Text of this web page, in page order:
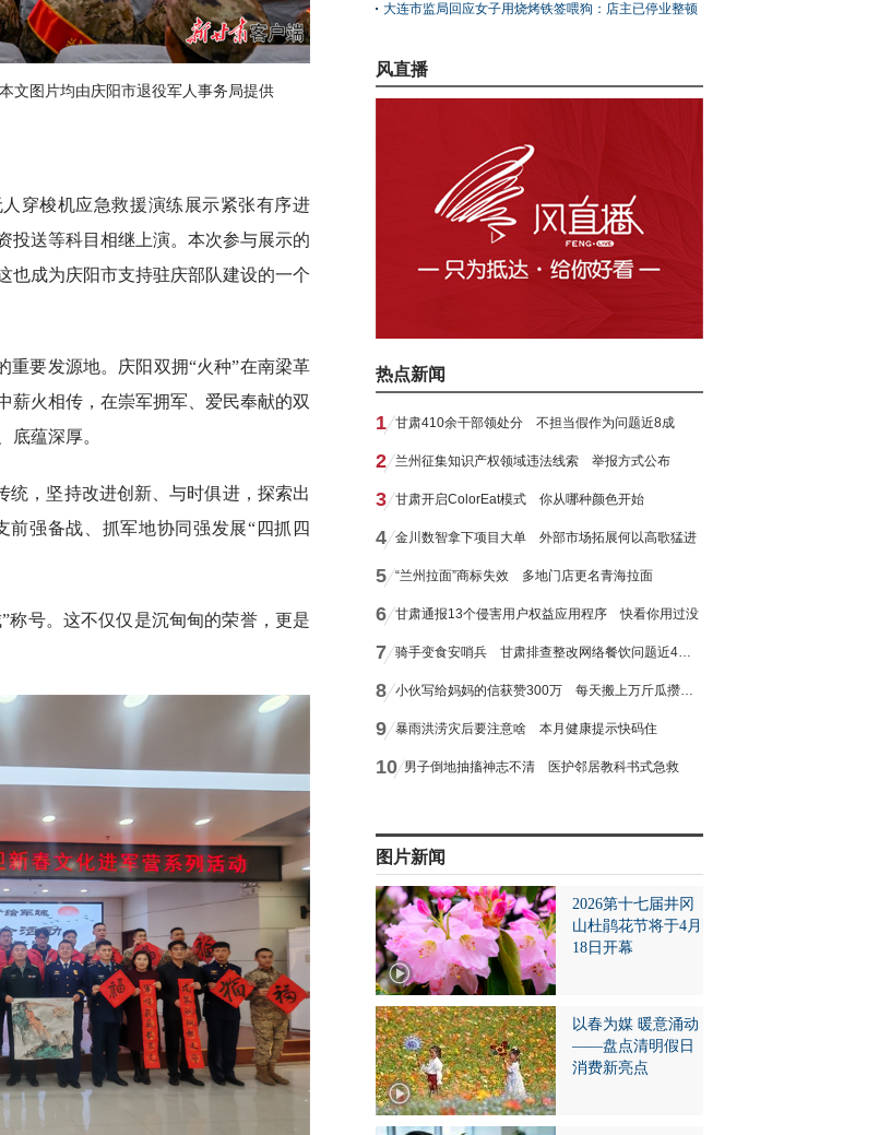
文图片均由庆阳市退役军人事务局提供
穿梭机应急救援演练展示紧张有序进
投送等科目相继上演。本次参与展示的
也成为庆阳市支持驻庆部队建设的一个
重要发源地。庆阳双拥“火种”在南梁革
薪火相传，在崇军拥军、爱民奉献的双
底蕴深厚。
，坚持改进创新、与时俱进，探索出
强备战、抓军地协同强发展“四抓四
称号。这不仅仅是沉甸甸的荣誉，更是
大连市监局回应女子用烧烤铁签喂狗：店主已停业整顿
风直播
热点新闻
1 甘肃410余干部领处分 不担当假作为问题近8成
2 兰州征集知识产权领域违法线索 举报方式公布
3 甘肃开启ColorEat模式 你从哪种颜色开始
4 金川数智拿下项目大单 外部市场拓展何以高歌猛进
5 “兰州拉面”商标失效 多地门店更名青海拉面
6 甘肃通报13个侵害用户权益应用程序 快看你用过没
7 骑手变食安哨兵 甘肃排查整改网络餐饮问题近4万个
8 小伙写给妈妈的信获赞300万 每天搬上万斤瓜攒学费
9 暴雨洪涝灾后要注意啥 本月健康提示快码住
10 男子倒地抽搐神志不清 医护邻居教科书式急救
图片新闻
2026第十七届井冈
山杜鹃花节将于4月
18日开幕
以春为媒 暖意涌动
——盘点清明假日
消费新亮点